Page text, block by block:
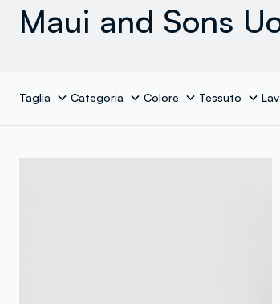
Maui and Sons
Taglia Categoria Colore Tessuto